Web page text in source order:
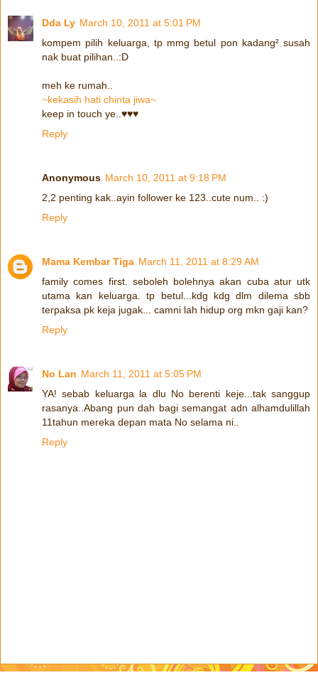
Dda Ly March 10, 2011 at 5:01 PM
kompem pilih keluarga, tp mmg betul pon kadang² susah
nak buat pilihan..:D
meh ke rumah..
~kekasih hati chinta jiwa~
keep in touch ye..♥♥♥
Reply
Anonymous March 10, 2011 at 9:18 PM
2,2 penting kak..ayin follower ke 123..cute num.. :)
Reply
Mama Kembar Tiga March 11, 2011 at 8:29 AM
family comes first. seboleh bolehnya akan cuba atur utk
utama kan keluarga. tp betul...kdg kdg dlm dilema sbb
terpaksa pk keja jugak... camni lah hidup org mkn gaji kan?
Reply
No Lan March 11, 2011 at 5:05 PM
YA! sebab keluarga la dlu No berenti keje...tak sanggup
rasanya..Abang pun dah bagi semangat adn alhamdulillah
11tahun mereka depan mata No selama ni..
Reply